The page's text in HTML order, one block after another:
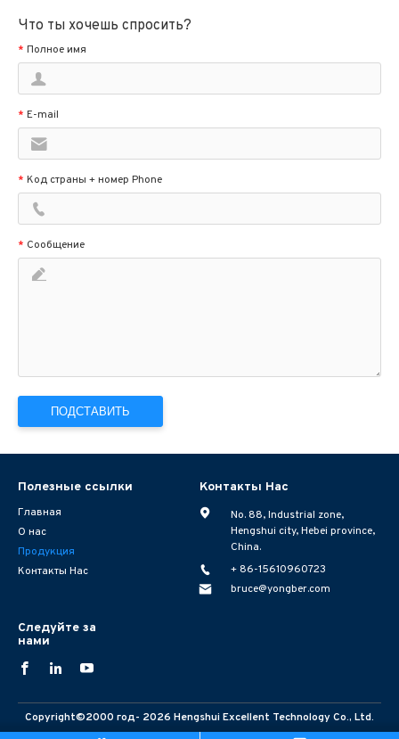
Что ты хочешь спросить?
* Полное имя
* E-mail
* Код страны + номер Phone
* Сообщение
Полезные ссылки
Главная
О нас
Продукция
Контакты Нас
Контакты Нас
No. 88, Industrial zone,
Hengshui city, Hebei province,
China.
+ 86-15610960723
bruce@yongber.com
Следуйте за
нами
Copyright©2000 год- 2026 Hengshui Excellent Technology Co., Ltd.